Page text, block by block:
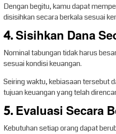
Dengan begitu, kamu dapat
disisihkan secara berkala sesuai
4. Sisihkan Dana
Nominal tabungan tidak harus
sesuai kondisi keuangan.
Seiring waktu, kebiasaan tersebut
tujuan keuangan yang telah
5. Evaluasi Secara
Kebutuhan setiap orang dapat